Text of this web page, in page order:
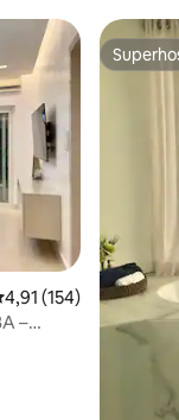
hóspedes
de uma avaliação
4,91 (154)
–